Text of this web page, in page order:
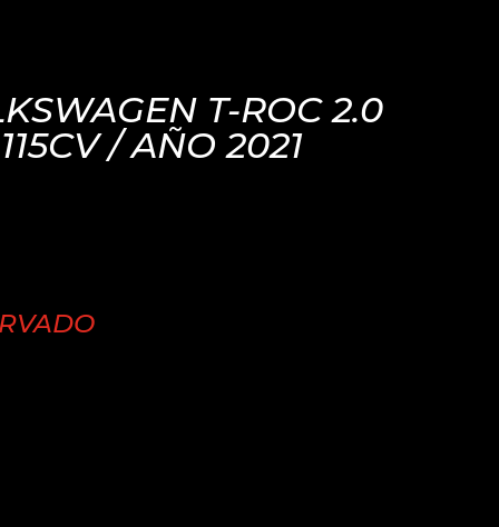
T-ROC 2.0
/ AÑO 2021